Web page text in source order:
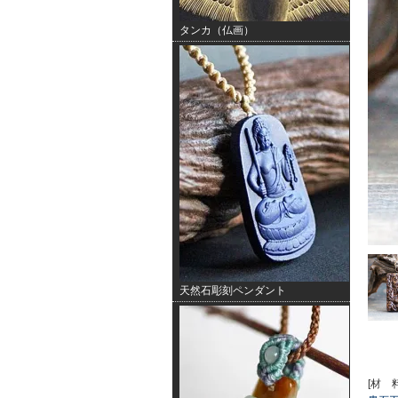
タンカ（仏画）
天然石彫刻ペンダント
[材